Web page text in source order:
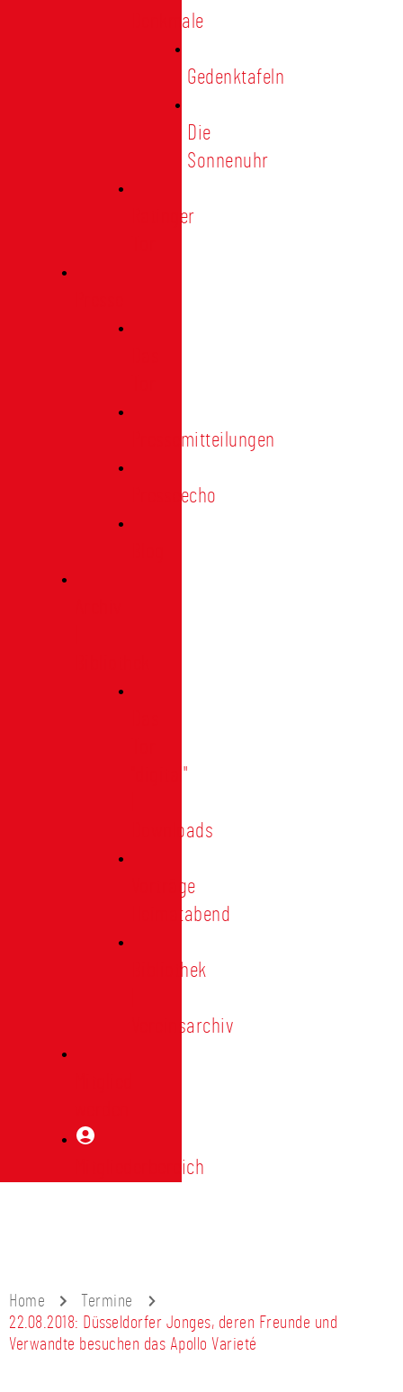
Denkmale
Gedenktafeln
Die
Sonnenuhr
Ratinger
Pressemitteilungen
Presseecho
"digital"
Downloads
Vorträge
Heimatabend
Bibliothek
Vereinsarchiv
Mitgliederbereich
Home
Termine
22.08.2018: Düsseldorfer Jonges, deren Freunde und
Verwandte besuchen das Apollo Varieté